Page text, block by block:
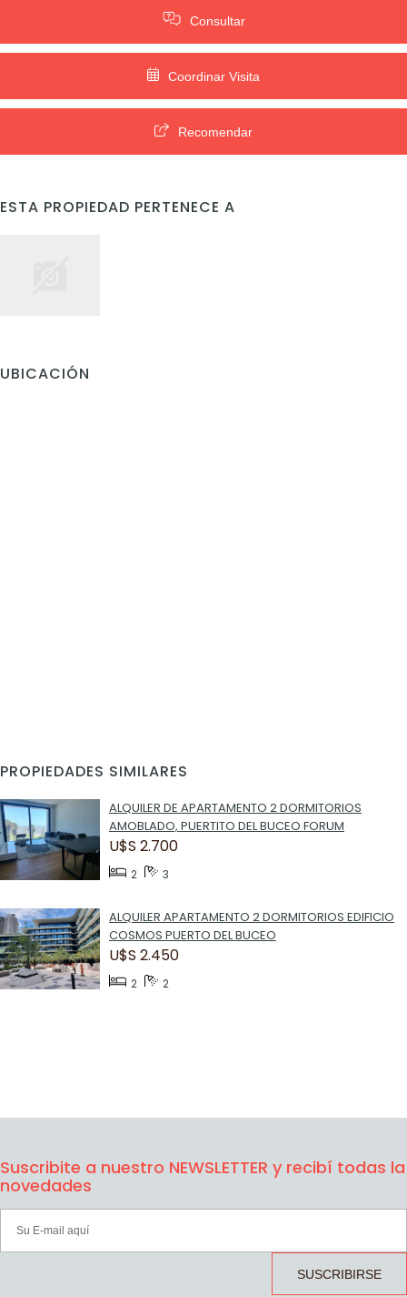
Consultar
Coordinar Visita
Recomendar
ESTA PROPIEDAD PERTENECE A
UBICACIÓN
PROPIEDADES SIMILARES
ALQUILER DE APARTAMENTO 2 DORMITORIOS
AMOBLADO, PUERTITO DEL BUCEO FORUM
U$S 2.700
2 3
ALQUILER APARTAMENTO 2 DORMITORIOS EDIFICIO
COSMOS PUERTO DEL BUCEO
U$S 2.450
2 2
Suscribite a nuestro NEWSLETTER y recibí todas la
novedades
SUSCRIBIRSE